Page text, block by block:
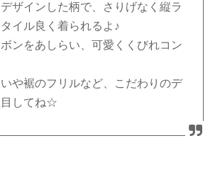
ザインした柄で、さりげなく縦ラ
イル良く着られるよ♪
ンをあしらい、可愛くくびれコン
や裾のフリルなど、こだわりのデ
目してね☆